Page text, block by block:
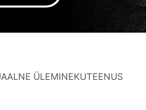
ÜLEMINEKUTEENUS